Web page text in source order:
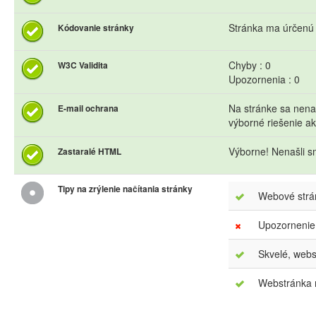
Kódovanie stránky Stránka ma
W3C Validita
Chyby : 0
Upozornenia : 0
E-mail ochrana
Na stránke sa
výborné riešenie
Zastaralé HTML Výborne! Nenašli
Tipy na zrýlenie načítania stránky Webové
Skvelé,
Webstránka